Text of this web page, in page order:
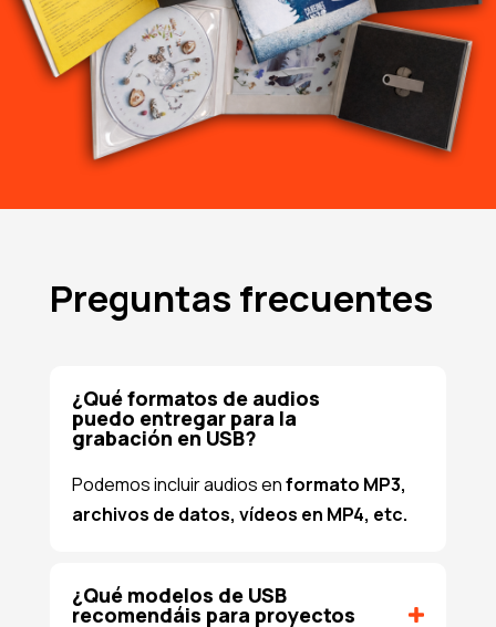
Preguntas frecuentes
¿Qué formatos de audios
puedo entregar para la
grabación en USB?
Podemos incluir audios enformato MP3,
archivos de datos, vídeos en MP4, etc.
¿Qué modelos de USB
recomendáis para proyectos